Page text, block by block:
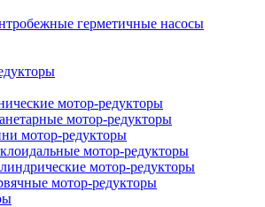
герметичные насосы
мотор-редукторы
мотор-редукторы
мотор-редукторы
мотор-редукторы
мотор-редукторы
мотор-редукторы